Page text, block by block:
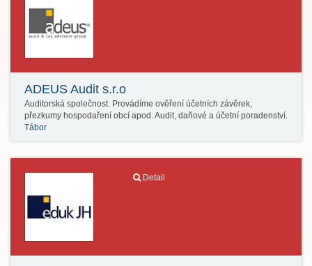
ADEUS Audit s.r.o
Auditorská společnost. Provádíme ověření účetních závěrek,
přezkumy hospodaření obcí apod. Audit, daňové a účetní poradenství.
Tábor
Detail